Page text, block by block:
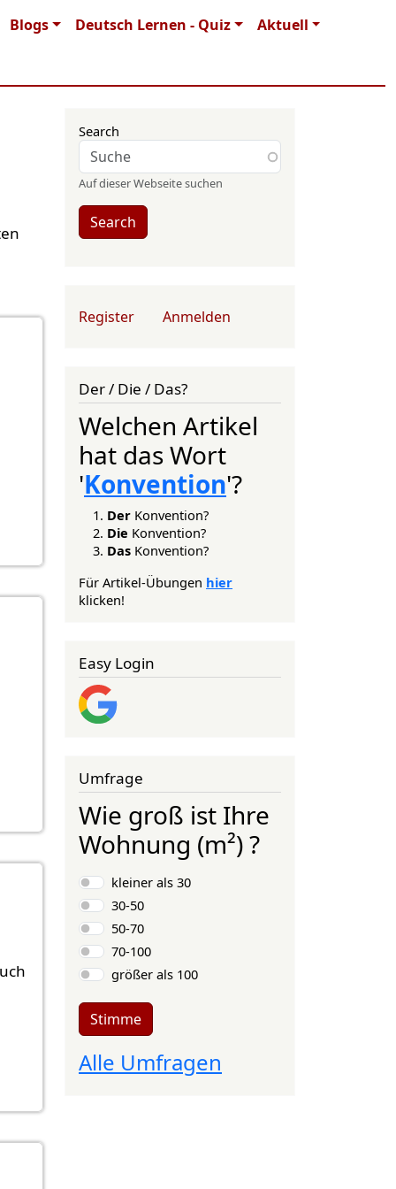
Blogs Deutsch Lernen - Quiz
Aktuell
Search
Auf dieser Webseite suchen
Search
User account menu
Register Anmelden
Der / Die / Das?
Welchen Artikel
hat das Wort
'Konvention'?
Der Konvention?
Die Konvention?
Das Konvention?
Für Artikel-Übungen hier
klicken!
Easy Login
Umfrage
Wie groß ist Ihre
Wohnung (m²) ?
Auswahlmöglichkeiten
kleiner als 30
30-50
50-70
70-100
größer als 100
Stimme
Alle Umfragen